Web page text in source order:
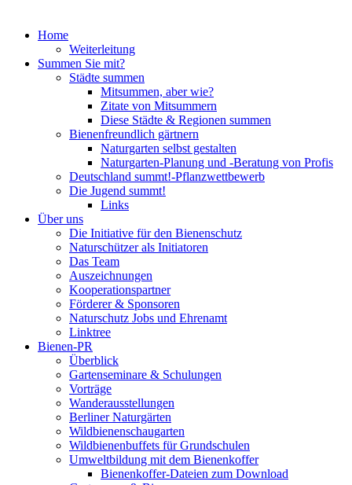
Home
Weiterleitung
Summen Sie mit?
Städte summen
Mitsummen, aber wie?
Zitate von Mitsummern
Diese Städte & Regionen summen
Bienenfreundlich gärtnern
Naturgarten selbst gestalten
Naturgarten-Planung und -Beratung von Profis
Deutschland summt!-Pflanzwettbewerb
Die Jugend summt!
Links
Über uns
Die Initiative für den Bienenschutz
Naturschützer als Initiatoren
Das Team
Auszeichnungen
Kooperationspartner
Förderer & Sponsoren
Naturschutz Jobs und Ehrenamt
Linktree
Bienen-PR
Überblick
Gartenseminare & Schulungen
Vorträge
Wanderausstellungen
Berliner Naturgärten
Wildbienenschaugarten
Wildbienenbuffets für Grundschulen
Umweltbildung mit dem Bienenkoffer
Bienenkoffer-Dateien zum Download